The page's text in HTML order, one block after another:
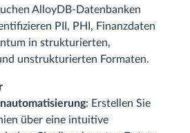
AlloyDB‑Datenbanken
PII, PHI, Finanzdaten
in strukturierten,
unstrukturierten Formaten.
: Erstellen Sie
über eine intuitive